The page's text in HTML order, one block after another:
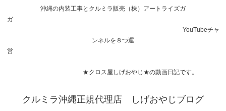
沖縄の内装工事とクルミラ販売（株）アートライズガ
ガ
YouTubeチャ
ンネルを８つ運
営
★クロス屋しげおやじ★の動画日記です。
クルミラ沖縄正規代理店 しげおやじブログ